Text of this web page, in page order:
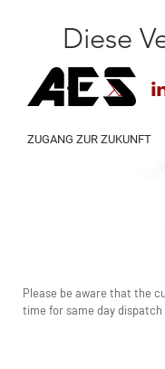
Diese
ZUGANG ZUR ZUKUNFT
Please be aware that the
time for same day dispatch